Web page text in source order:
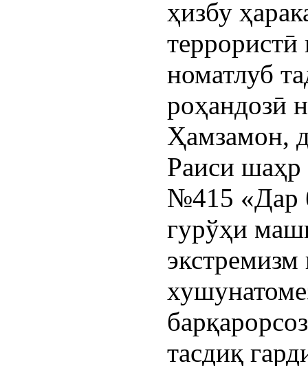
ҳизбу
террористӣ
номатлуб
роҳандозӣ
Ҳамзамон,
Раиси шаҳр
№415 «Дар
гурўҳи
экстремизм
тасдиқ